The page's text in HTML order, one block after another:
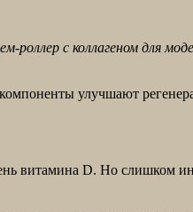
с коллагеном для
улучшают
витамина D. Но слишком